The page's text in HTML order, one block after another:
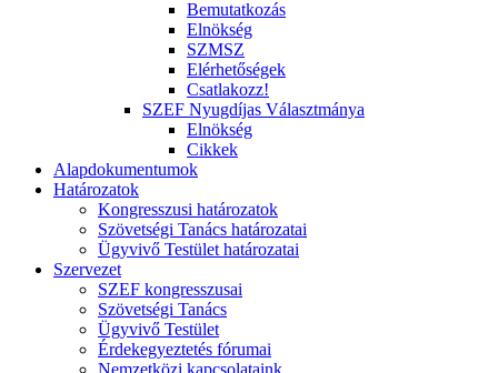
Bemutatkozás
Elnökség
SZMSZ
Elérhetőségek
Csatlakozz!
SZEF Nyugdíjas Választmánya
Elnökség
Cikkek
Alapdokumentumok
Határozatok
Kongresszusi határozatok
Szövetségi Tanács határozatai
Ügyvivő Testület határozatai
Szervezet
SZEF kongresszusai
Szövetségi Tanács
Ügyvivő Testület
Érdekegyeztetés fórumai